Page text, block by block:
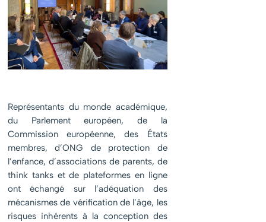
Représentants du monde académique,
du Parlement européen, de la
Commission européenne, des États
membres, d’ONG de protection de
l’enfance, d’associations de parents, de
think tanks et de plateformes en ligne
ont échangé sur l’adéquation des
mécanismes de vérification de l’âge, les
risques inhérents à la conception des